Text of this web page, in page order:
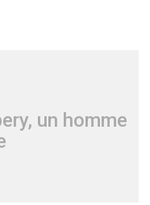
un homme